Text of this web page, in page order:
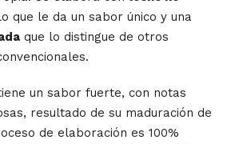
que le da un sabor único y una
que lo distingue de otros
un sabor fuerte, con notas
resultado de su maduración de
de elaboración es 100%